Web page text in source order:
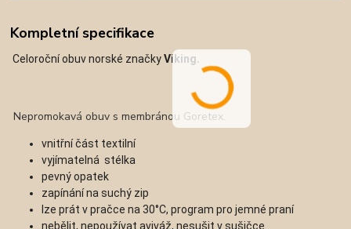
Kompletní specifikace
Celoroční obuv norské značkyViking.
Nepromokavá obuv s membránou Goretex.
vnitřní část textilní
vyjímatelná stélka
pevný opatek
zapínání na suchý zip
lze prát v pračce na 30°C, program pro jemné praní
nebělit, nepoužívat aviváž, nesušit v sušičce